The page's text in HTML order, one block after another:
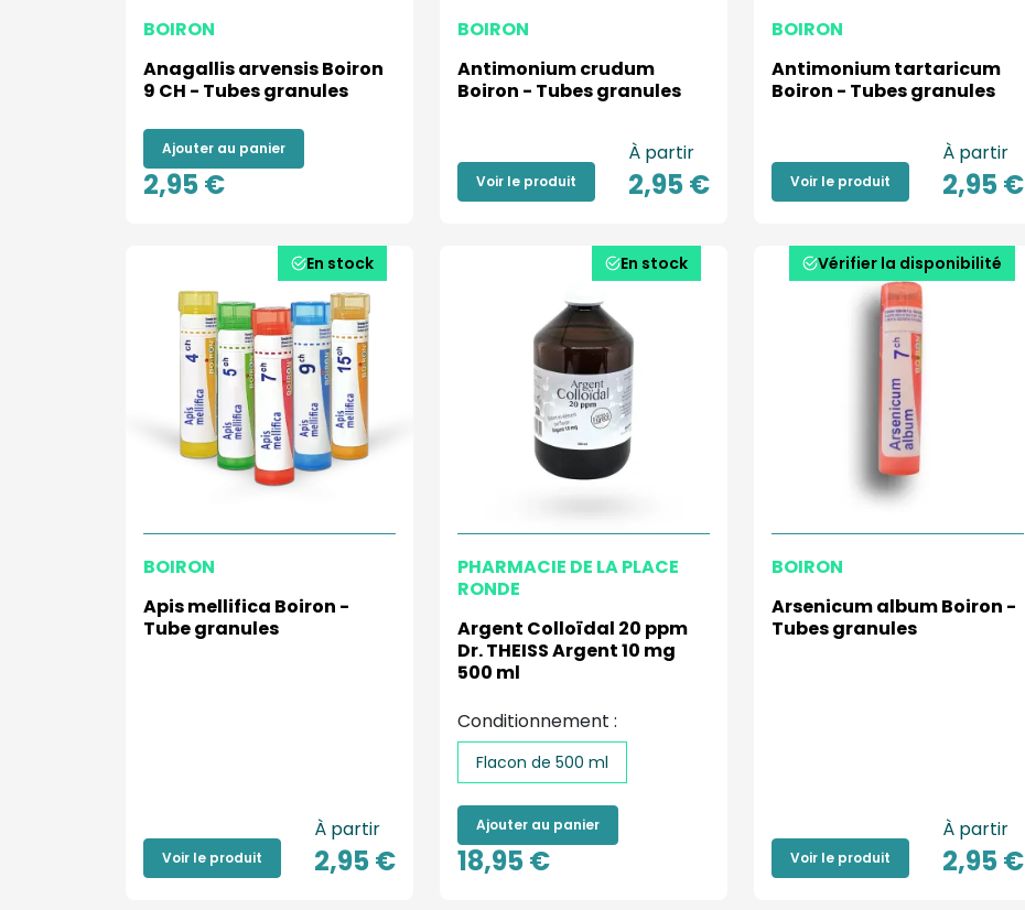
BOIRON
Anagallis arvensis Boiron
9 CH - Tubes granules
Ajouter au panier
2,95 €
BOIRON
Antimonium crudum
Boiron - Tubes granules
Voir le produit
À partir
2,95 €
BOIRON
Antimonium tartaricum
Boiron - Tubes granules
Voir le produit
À partir
2,95 €
En stock
BOIRON
Apis mellifica Boiron -
Tube granules
Voir le produit
À partir
2,95 €
En stock
PHARMACIE DE LA PLACE
RONDE
Argent Colloïdal 20 ppm
Dr. THEISS Argent 10 mg
500 ml
Conditionnement :
Flacon de 500 ml
Ajouter au panier
18,95 €
Vérifier la disponibilité
BOIRON
Arsenicum album Boiron -
Tubes granules
Voir le produit
À partir
2,95 €